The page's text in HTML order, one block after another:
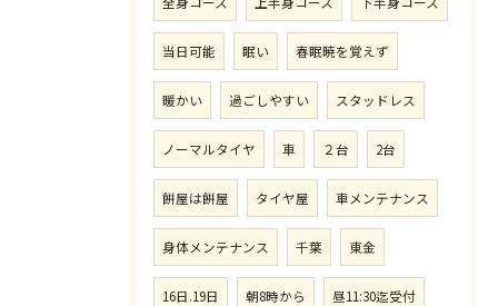
当日可能 眠い 春眠暁を覚えず
暖かい 過ごしやすい スタッドレス
ノーマルタイヤ 車 ２台 2台
餅屋は餅屋 タイヤ屋 車メンテナンス
身体メンテナンス 千葉 東金
16日.19日 朝8時から 昼11:30迄受付